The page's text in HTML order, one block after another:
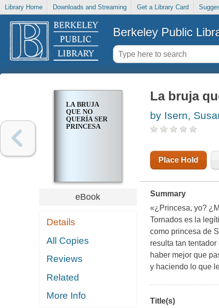
Library Home Downloads and Streaming Get a Library Card
Berkeley Public
LA BRUJA
QUE NO
QUERÍA SER
PRINCESA
eBook
Details
All Copies
Reviews
Related
More Info
La bruja
by Isern,
Place Hold
Summary
«¿Princesa, yo?
Tornados es la
como princesa de
resulta tan
haber mejor que
y haciendo lo que
Title(s)